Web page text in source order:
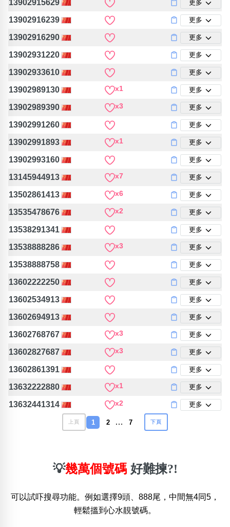
13902915629 更多
13902916239 更多
13902916290 更多
13902931220 更多
13902933610 更多
13902989130 x1 更多
13902989390 x3 更多
13902991260 更多
13902991893 x1 更多
13902993160 更多
13145944913 x7 更多
13502861413 x6 更多
13535478676 x2 更多
13538291341 更多
13538888286 x3 更多
13538888758 更多
13602222250 更多
13602534913 更多
13602694913 更多
13602768767 x3 更多
13602827687 x3 更多
13602861391 更多
13632222880 x1 更多
13632441314 x2 更多
上頁 1 2 … 7 下頁
💡幾萬個號碼 好難揀?!
可以試吓搜尋功能。例如選擇9頭、888尾，中間無4同5，
輕鬆搵到心水靚號碼。